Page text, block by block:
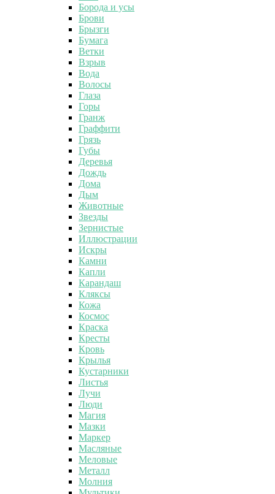
Борода и усы
Брови
Брызги
Бумага
Ветки
Взрыв
Вода
Волосы
Глаза
Горы
Гранж
Граффити
Грязь
Губы
Деревья
Дождь
Дома
Дым
Животные
Звезды
Зернистые
Иллюстрации
Искры
Камни
Капли
Карандаш
Кляксы
Кожа
Космос
Краска
Кресты
Кровь
Крылья
Кустарники
Листья
Лучи
Люди
Магия
Мазки
Маркер
Масляные
Меловые
Металл
Молния